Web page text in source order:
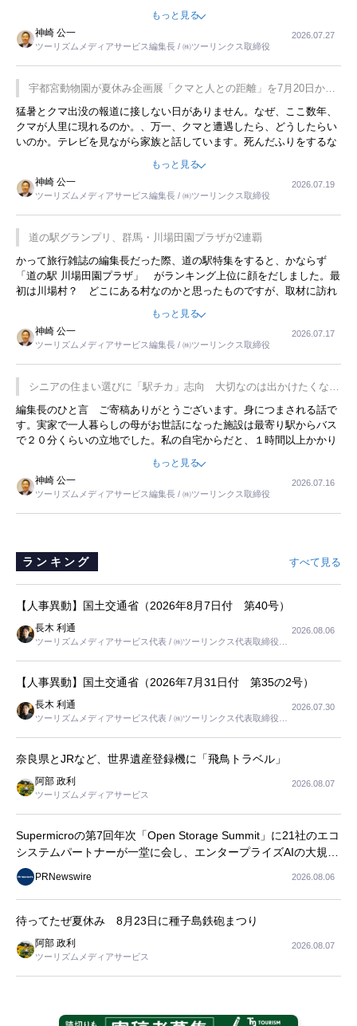
をした時は、移動はグレイハウンドバスでした。夕方から夜の便を利
用してホテル代を浮かせていました。ただし、若いからできたことで
す。若い人が夜行バスで京都に行った、青森に行ったと聞くと、疲れ
が残らないのかなと思ってしまいます。
もっと見る
神崎 公一
ツーリズムメディアサービス編集長 / ㈱ツーリンクス取締役
2026.07.27
宇都宮動物園が夏休み企画展「クマと人との距離」を7月20日から
開催
猛暑とクマ出没の報道に接しない日がありません。なぜ、ここ数年、
クマが人里に現れるのか。、万一、クマと遭遇したら、どうしたらい
いのか。テレビを見ながら家族と話しています。死んだふりをするな
んてことは、冗談でもいえません。そんな中で、この企画展はタイム
もっと見る
神崎 公一
ツーリズムメディアサービス編集長 / ㈱ツーリンクス取締役
2026.07.19
道の駅グランプリ、群馬・川場田園プラザが2連覇
かって旅行雑誌の編集長だった際、道の駅特集をすると、かならず
「道の駅 川場田園プラザ」 がランキング上位に顔をだしました。最
初は川場村？ どこにある村なのかと思ったものですが、取材に訪れ
永井 彰一社長にインタビューしたら、興味深い話が次々が飛び出しま
した。プレゼンも巧みで、今でも思い出すことが２つあります。一つ
は、従業員に東京ディズニーランドを見学させ、サービス業、接客業
の何かを理解してもらっていることです。 もう一つは1800円もする
プレミアムヨーグルトを販売するにあたり、社内に懸念もあったそう
です。永井社長は、駐車場に都内ナンバーの高級外車が停まっている
ことに目をつけ、高級商品でも売れると確信したそうです。今回の記
事を懐かしく読みました。
もっと見る
神崎 公一
ツーリズムメディアサービス編集長 / ㈱ツーリンクス取締役
2026.07.17
シニアの住まい選びに「駅チカ」志向 大切なのは出かけたくなる
暮らし
編集長のひと言 ご寄稿ありがとうございます。身につまされる話で
す。実家で一人暮らしの母がお世話になった施設は最寄り駅からバス
で２０分くらいの立地でした。私の自宅からだと、１時間以上かかり
ました。母の住まいから近いという理由で、その施設を選択したので
すが、私と妹にとっては、半日仕事ででした。シニアの住まい選び
は、当人だけではなく、世話をする家族の足の便も考えない外池ない
と思いました。
もっと見る
神崎 公一
ツーリズムメディアサービス編集長 / ㈱ツーリンクス取締役
2026.07.16
ランキング すべて見る
【人事異動】国土交通省（2026年8月7日付 第40号）
長木 利通
ツーリズムメディアサービス代表 / ㈱ツーリンクス代表取締役社
2026.08.06
【人事異動】国土交通省（2026年7月31日付 第35の2号）
長木 利通
ツーリズムメディアサービス代表 / ㈱ツーリンクス代表取締役社
2026.07.30
奈良県とJRなど、世界遺産登録機に「飛鳥トラベル」
阿部 政利
ツーリズムメディアサービス
2026.08.07
Supermicroの第7回年次「Open Storage Summit」に21社のエコ
システムパートナーが一堂に会し、エンタープライズAIの大規模
導入に関する実践的なガイダンスを共有
PRNewswire 2026.08.06
待ってたぜ夏休み 8月23日に種子島鉄砲まつり
阿部 政利
ツーリズムメディアサービス
2026.08.07